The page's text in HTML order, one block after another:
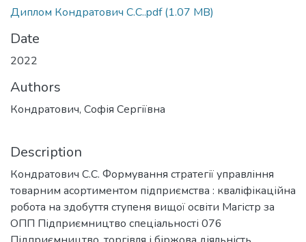
Диплом Кондратович С.С..pdf(1.07 MB)
Date
2022
Authors
Кондратович, Софія Сергіївна
Description
Кондратович С.С. Формування стратегії управління
товарним асортиментом підприємства : кваліфікаційна
робота на здобуття ступеня вищої освіти Магістр за
ОПП Підприємництво спеціальності 076